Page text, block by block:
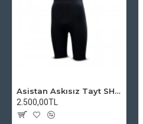
Asistan Askısız Tayt SH20 Pedli Siyah
2.500,00TL